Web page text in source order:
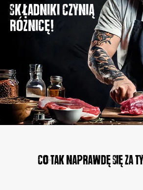
Składniki czynią
różnicę!
Co tak naprawdę się za